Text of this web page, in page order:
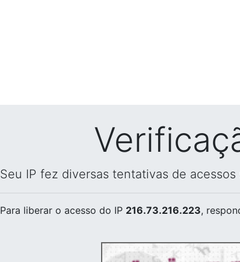
Seu IP fez diversas tentativas de
Para liberar o acesso do IP 216.73.216.223,